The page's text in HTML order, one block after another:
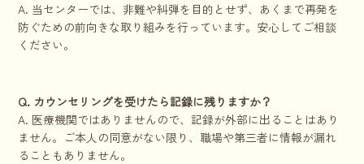
A. 当センターでは、非難や糾弾を目的とせず、あくまで再発を
防ぐための前向きな取り組みを行っています。安心してご相談
ください。
Q. カウンセリングを受けたら記録に残りますか？
A. 医療機関ではありませんので、記録が外部に出ることはあり
ません。ご本人の同意がない限り、職場や第三者に情報が漏れ
ることもありません。